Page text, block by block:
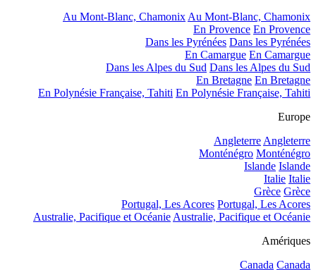
Au Mont-Blanc, ChamonixAu Mont-Blanc, Chamonix
En Provence En Provence
Dans les Pyrénées Dans les Pyrénées
En Camargue En Camargue
Dans les Alpes du Sud Dans les Alpes du Sud
En Bretagne En Bretagne
En Polynésie Française, Tahiti En Polynésie Française, Tahiti
Europe
AngleterreAngleterre
Monténégro Monténégro
Islande Islande
Italie Italie
Grèce Grèce
Portugal, Les Acores Portugal, Les Acores
Australie, Pacifique et OcéanieAustralie, Pacifique et Océanie
Amériques
Canada Canada